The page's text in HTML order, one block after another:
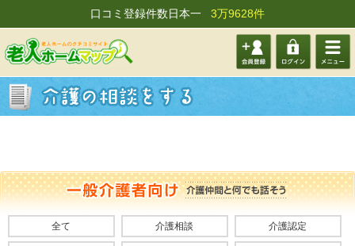
口コミ登録件数日本一 3万9628件
会員登 ログイ メニュ
全て 介護相談 介護認定